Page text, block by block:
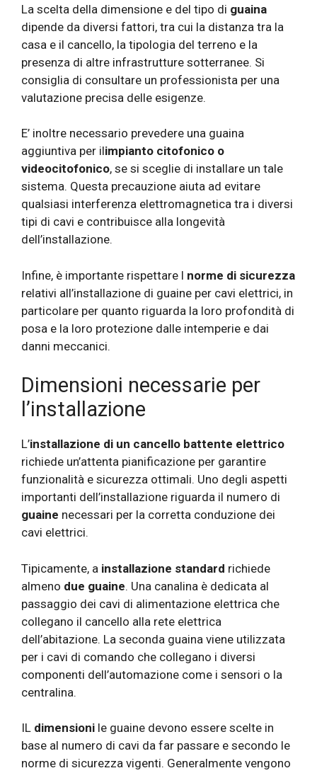
La scelta della dimensione e del tipo di guaina
dipende da diversi fattori, tra cui la distanza tra la
casa e il cancello, la tipologia del terreno e la
presenza di altre infrastrutture sotterranee. Si
consiglia di consultare un professionista per una
valutazione precisa delle esigenze.
E’ inoltre necessario prevedere una guaina
aggiuntiva per ilimpianto citofonico o
videocitofonico, se si sceglie di installare un tale
sistema. Questa precauzione aiuta ad evitare
qualsiasi interferenza elettromagnetica tra i diversi
tipi di cavi e contribuisce alla longevità
dell’installazione.
Infine, è importante rispettare l norme di sicurezza
relativi all’installazione di guaine per cavi elettrici, in
particolare per quanto riguarda la loro profondità di
posa e la loro protezione dalle intemperie e dai
danni meccanici.
Dimensioni necessarie per
l’installazione
L’installazione di un cancello battente elettrico
richiede un’attenta pianificazione per garantire
funzionalità e sicurezza ottimali. Uno degli aspetti
importanti dell’installazione riguarda il numero di
guaine necessari per la corretta conduzione dei
cavi elettrici.
Tipicamente, a installazione standard richiede
almeno due guaine. Una canalina è dedicata al
passaggio dei cavi di alimentazione elettrica che
collegano il cancello alla rete elettrica
dell’abitazione. La seconda guaina viene utilizzata
per i cavi di comando che collegano i diversi
componenti dell’automazione come i sensori o la
centralina.
IL dimensioni le guaine devono essere scelte in
base al numero di cavi da far passare e secondo le
norme di sicurezza vigenti. Generalmente vengono